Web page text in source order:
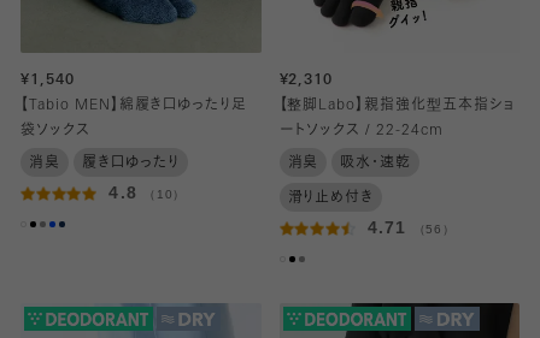
¥1,540
【Tabio MEN】綿履き口ゆったり足
袋ソックス
消臭 履き口ゆったり
4.8 （10）
¥2,310
【整脚Labo】親指強化型五本指ショ
ートソックス / 22-24cm
消臭 吸水・速乾
滑り止め付き
4.71 （56）